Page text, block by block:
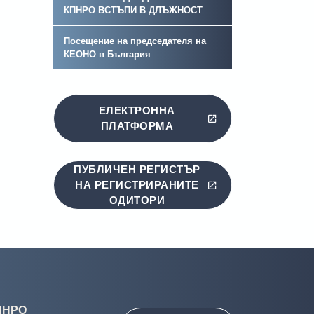
КПНРО ВСТЪПИ В ДЛЪЖНОСT
Посещение на председателя на
КЕОНО в България
ЕЛЕКТРОННА
ПЛАТФОРМА
ПУБЛИЧЕН РЕГИСТЪР
НА РЕГИСТРИРАНИТЕ
ОДИТОРИ